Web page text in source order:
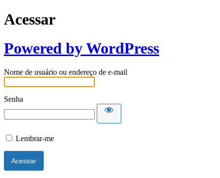
Acessar
Powered by WordPress
Nome de usuário ou endereço de e-mail
Senha
Lembrar-me